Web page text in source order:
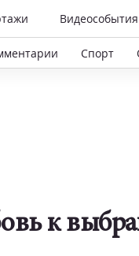
Видеособытия
Спорт
к